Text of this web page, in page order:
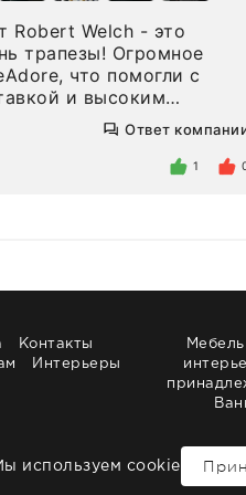
Robert Welch - это
трапезы! Огромное
что помогли с
и высоким
здесь лично, забирала
много антикварной
день к нашему
отвечает очень
Ответ
1
Контакты
Интерьеры
Мебель
используем cookie